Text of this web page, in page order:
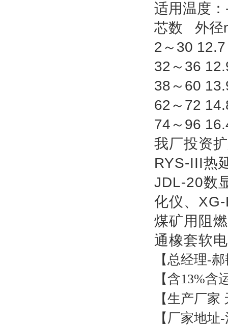
适用温度：
芯数
外径
2～ 30
32～ 36
38～ 60
62～ 72
74～ 96
我厂投资
RYS-III热
JDL-20数
化仪、
煤矿用阻
通橡套软
【总经理-郝
【含13%含
【生产厂家
【厂家地址-